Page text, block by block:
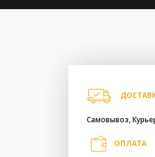
Самовывоз,
ОПЛАТА